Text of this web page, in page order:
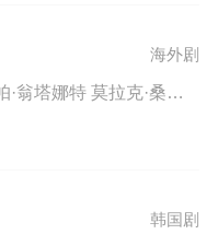
海外剧
甘东·阿卡赞 拉娜帕·翁塔娜特 莫拉克·桑塔维 塔纳功·陂沙亚侬 玛妮娜·甘姆雯 帕拉查功·皮亚萨库乔 周·艮欧若戈·塔潘努特 松希·努诺卡空希 缓乐莉·格隆格侬 温拿·圭毕达 迪·威威迪·巴沃隆凯拉霆卡州恩
韩国剧